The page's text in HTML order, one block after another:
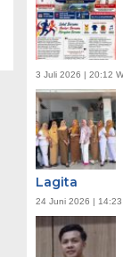
3 Juli 2026 | 20:12
Lagita
24 Juni 2026 | 14:23